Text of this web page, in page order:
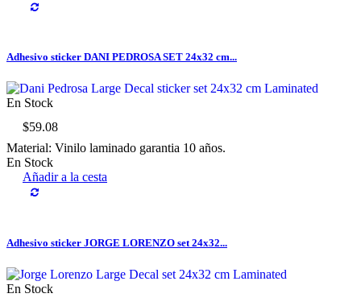
Adhesivo sticker DANI PEDROSA SET 24x32 cm...
En Stock
$59.08
Material: Vinilo laminado garantia 10 años.
En Stock
Añadir a la cesta
Adhesivo sticker JORGE LORENZO set 24x32...
En Stock